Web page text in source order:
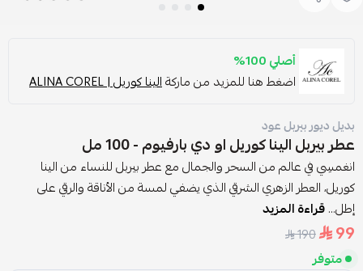
أصلي 100%
اضغط هنا للمزيد من ماركةالينا كوريل | ALINA COREL
بديل ديور بيربل عود
عطر بيربل الينا كوريل او دي بارفيوم - 100 مل
انغمسِي في عالم من السحر والجمال مع عطر بيربل للنساء من الينا
كوريل، العطر الزهري الشرقي الذي يضفي لمسة من الأناقة والرقي على
إطل...قراءة المزيد
99
190
متوفر